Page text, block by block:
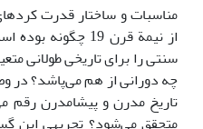
مناسبات و ساختار قدرت
از نیمة قرن 19
سنتی را برای تاریخی طولانی
چه دورانی از هم می‌پاشد؟
تاریخ مدرن و پیشامدرن رقم